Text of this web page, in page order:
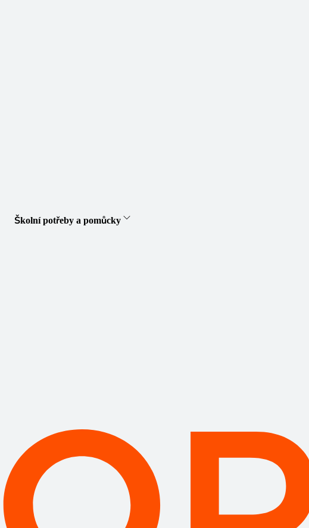
Školní potřeby a pomůcky